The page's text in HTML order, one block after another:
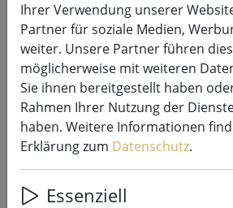
HomeBound by KY
Tischleuchte Mushie
batteriebetrieben 21
Ihrer Verwendung unserer
Partner für soziale Medien,
weiter. Unsere Partner führen
möglicherweise mit weiteren
Sie ihnen bereitgestellt haben
Rahmen Ihrer Nutzung der
haben. Weitere Informationen
Erklärung zum Datenschutz.
Essenziell